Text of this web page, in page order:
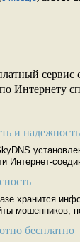
сервис
Интернету
и надежность
Интернет-
хранится
мошенников,
бесплатно